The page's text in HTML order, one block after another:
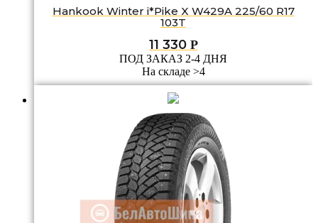
Hankook Winter i*Pike X W429A 225/60 R17
103T
11 330 Р
ПОД ЗАКАЗ 2-4 ДНЯ
На складе >4